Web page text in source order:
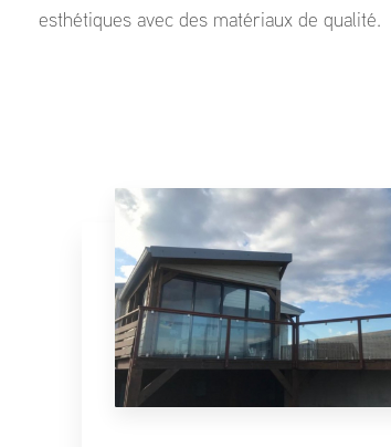
esthétiques avec des matériaux de qualité.